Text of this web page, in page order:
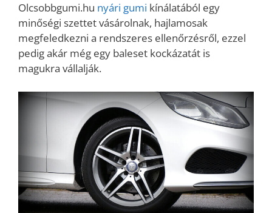
Olcsobbgumi.hu nyári gumi kínálatából egy
minőségi szettet vásárolnak, hajlamosak
megfeledkezni a rendszeres ellenőrzésről, ezzel
pedig akár még egy baleset kockázatát is
magukra vállalják.